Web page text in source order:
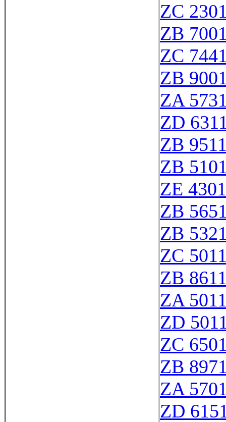
ZC
ZB
ZC
ZB
ZA
ZD
ZB
ZB
ZE
ZB
ZB
ZC
ZB
ZA
ZD
ZC
ZB
ZA
ZD